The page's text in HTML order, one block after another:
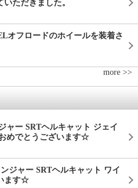
ただきました。
オフロードのホイールを装着さ
more >>
ー SRTヘルキャット ジェイ
めでとうございます☆
ジャー SRTヘルキャット ワイ
ます☆